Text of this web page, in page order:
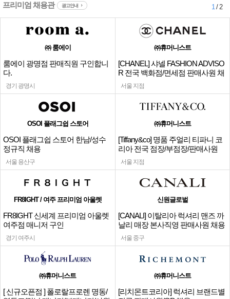
프리미엄 채용관 광고안내 1/ 2
㈜ 룸에이
룸에이 광명점 판매직원 구인합니
다.
경기 광명시
㈜휴머니스트
[CHANEL] 샤넬 FASHION ADVISO
R 전국 백화점/면세점 판매사원 채
용
서울 지점
OSOI 플래그쉽 스토어
OSOI 플래그쉽 스토어 한남/성수
정규직 채용
서울 용산구
㈜휴머니스트
[Tiffany&co] 명품 주얼리 티파니 코
리아 전국 점장/부점장/판매사원
서울 지점
FR8IGHT / 여주 프리미엄 아울렛
FR8IGHT 신세계 프리미엄 아울렛
여주점 매니저 구인
경기 여주시
신원글로벌
[CANALI] 이탈리아 럭셔리 맨즈 까
날리 매장 본사직영 판매사원 채용
서울 중구
㈜휴머니스트
[ 신규오픈점 ] 폴로랄프로렌 명동/
㈜휴머니스트
[리치몬트코리아] 럭셔리 브랜드별